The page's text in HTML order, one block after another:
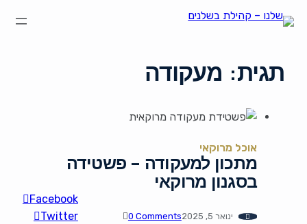
תגית: מעקודה
אוכל מרוקאי
מתכון למעקודה – פשטידה
בסגנון מרוקאי
ינואר 5, 2025 0 Comments
Facebook
Twitter